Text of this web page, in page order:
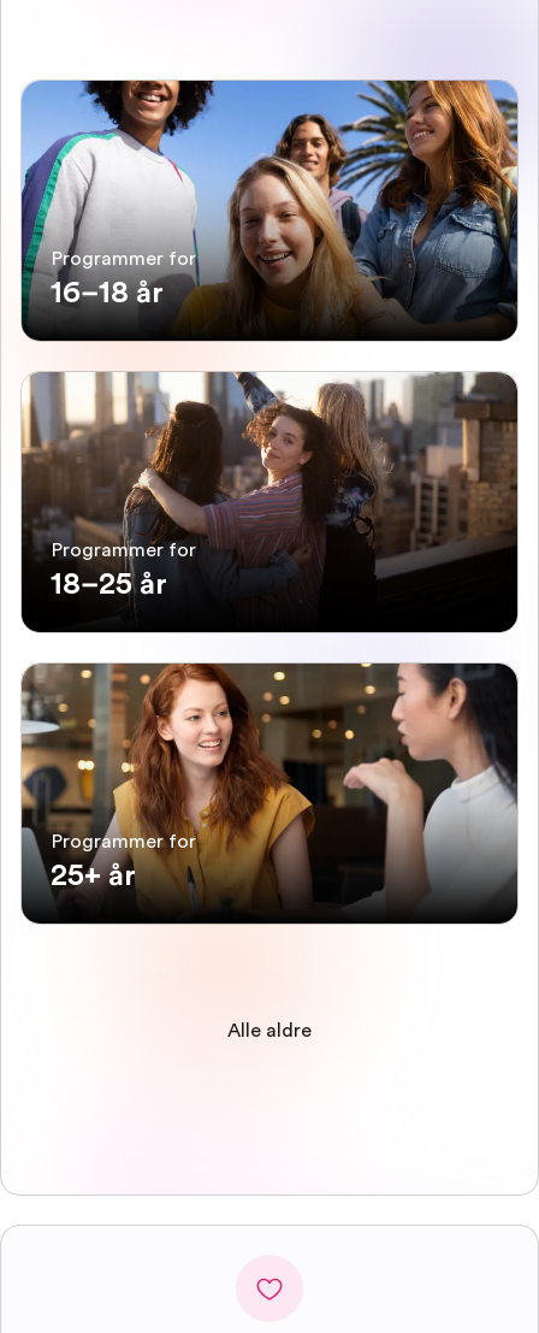
Programmer for
16–18 år
Programmer for
18–25 år
Programmer for
25+ år
Alle aldre